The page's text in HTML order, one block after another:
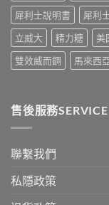
中
完
整
指
南：
30
分
效、
最
小
正
確
犀利士說明書
犀利
立威大
精力糖 美
雙效威而鋼
馬來西
售後服務SERVICE
聯繫我們
私隱政策